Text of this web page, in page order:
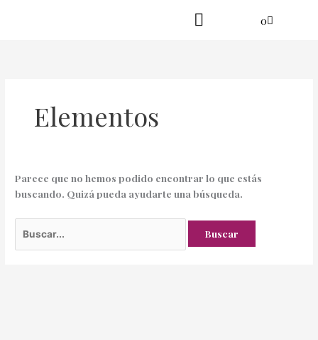
0
Cart
Elementos
Parece que no hemos podido encontrar lo que estás
buscando. Quizá pueda ayudarte una búsqueda.